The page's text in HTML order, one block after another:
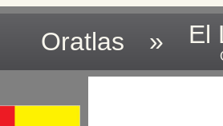
Oratlas » El